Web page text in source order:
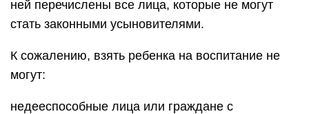
ней перечислены все лица, которые не могут
стать законными усыновителями.
К сожалению, взять ребенка на воспитание не
могут:
недееспособные лица или граждане с